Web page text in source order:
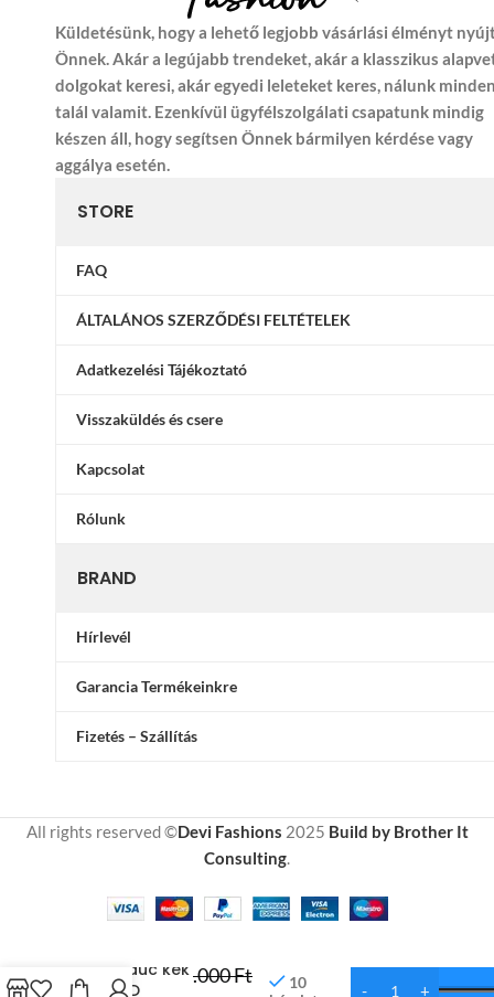
Küldetésünk, hogy a lehető legjobb vásárlási élményt
Önnek. Akár a legújabb trendeket, akár a klasszikus
dolgokat keresi, akár egyedi leleteket keres, nálunk
talál valamit. Ezenkívül ügyfélszolgálati csapatunk mindig
készen áll, hogy segítsen Önnek bármilyen kérdése vagy
aggálya esetén.
STORE
FAQ
ÁLTALÁNOS SZERZŐDÉSI FELTÉTELEK
Adatkezelési Tájékoztató
Visszaküldés és csere
Kapcsolat
Rólunk
BRAND
Hírlevél
Garancia Termékeinkre
Fizetés – Szállítás
All rights reserved ©Devi Fashions 2025 Build by Brother It
Consulting.
Hó párduc kék
fehér 3D
.000Ft
10